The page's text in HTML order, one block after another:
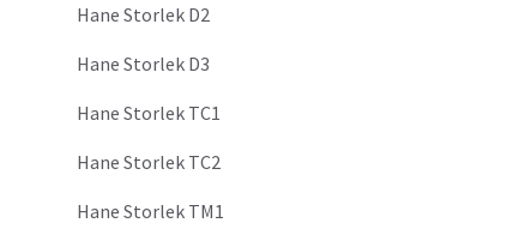
Hane Storlek D2
Hane Storlek D3
Hane Storlek TC1
Hane Storlek TC2
Hane Storlek TM1